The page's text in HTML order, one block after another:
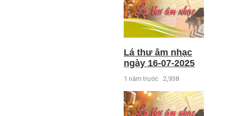
Lá thư âm nhạc
ngày 16-07-2025
1 năm trước 2,938